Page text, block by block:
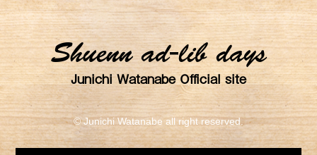
Shuenn ad-lib days
Junichi Watanabe Official site
© Junichi Watanabe all right reserved.